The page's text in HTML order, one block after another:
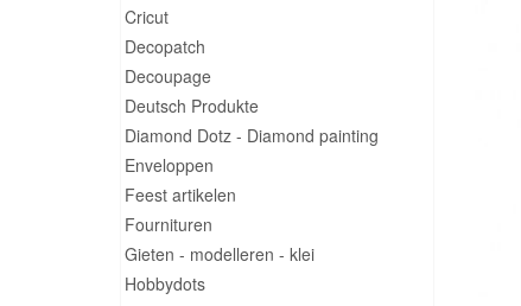
Cricut
Decopatch
Decoupage
Deutsch Produkte
Diamond Dotz - Diamond painting
Enveloppen
Feest artikelen
Fournituren
Gieten - modelleren - klei
Hobbydots